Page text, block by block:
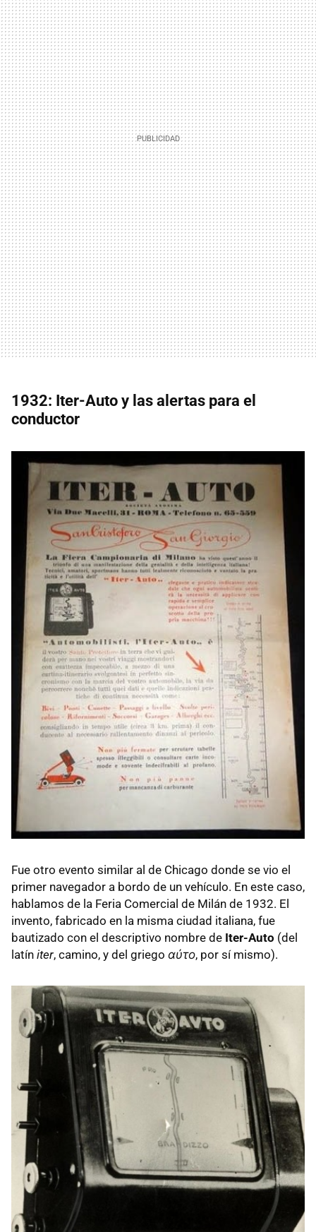
1932: Iter-Auto y las alertas para el
conductor
Fue otro evento similar al de Chicago donde se vio el
primer navegador a bordo de un vehículo. En este caso,
hablamos de la Feria Comercial de Milán de 1932. El
invento, fabricado en la misma ciudad italiana, fue
bautizado con el descriptivo nombre de Iter-Auto (del
latín iter, camino, y del griego αὐτο, por sí mismo).